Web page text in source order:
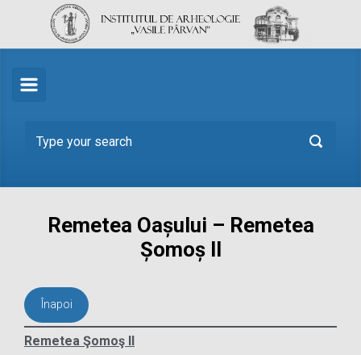
Skip to main content
Remetea Oașului – Remetea
Șomoș II
Înapoi
Remetea Şomoş II